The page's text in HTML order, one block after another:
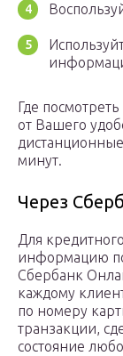
Где
от Вашего
минут.
Через
Для
информацию
Сбербанк
каждому
по номеру
транзакции,
состояние